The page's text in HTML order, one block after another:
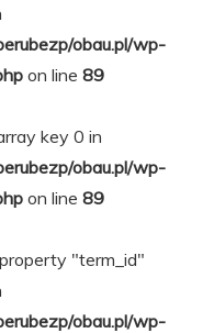
obau.pl/wp-
on line 89
key 0 in
obau.pl/wp-
on line 89
"term_id"
obau.pl/wp-